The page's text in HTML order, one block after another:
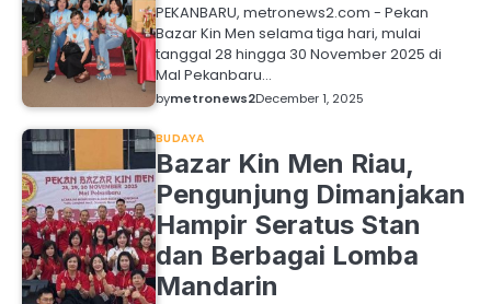
PEKANBARU, metronews2.com - Pekan
Bazar Kin Men selama tiga hari, mulai
tanggal 28 hingga 30 November 2025 di
Mal Pekanbaru…
bymetronews2December 1, 2025
BUDAYA
Bazar Kin Men Riau,
Pengunjung Dimanjakan
Hampir Seratus Stan
dan Berbagai Lomba
Mandarin